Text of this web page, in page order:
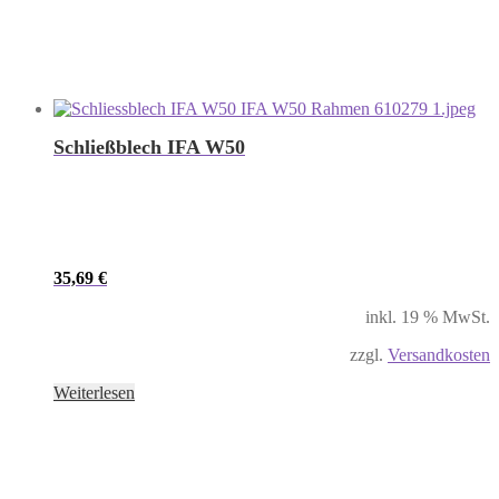
Schließblech IFA W50
35,69 €
inkl. 19 % MwSt.
zzgl. Versandkosten
Weiterlesen